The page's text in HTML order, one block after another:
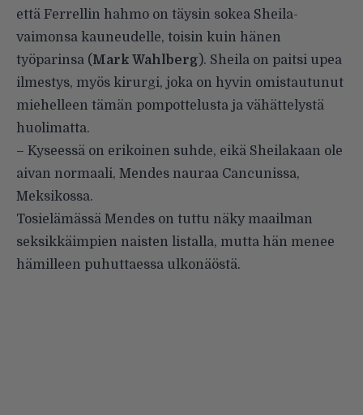
että Ferrellin hahmo on täysin sokea Sheila-
vaimonsa kauneudelle, toisin kuin hänen
työparinsa (Mark Wahlberg). Sheila on paitsi upea
ilmestys, myös kirurgi, joka on hyvin omistautunut
miehelleen tämän pompottelusta ja vähättelystä
huolimatta.
– Kyseessä on erikoinen suhde, eikä Sheilakaan ole
aivan normaali, Mendes nauraa Cancunissa,
Meksikossa.
Tosielämässä Mendes on tuttu näky maailman
seksikkäimpien naisten listalla, mutta hän menee
hämilleen puhuttaessa ulkonäöstä.